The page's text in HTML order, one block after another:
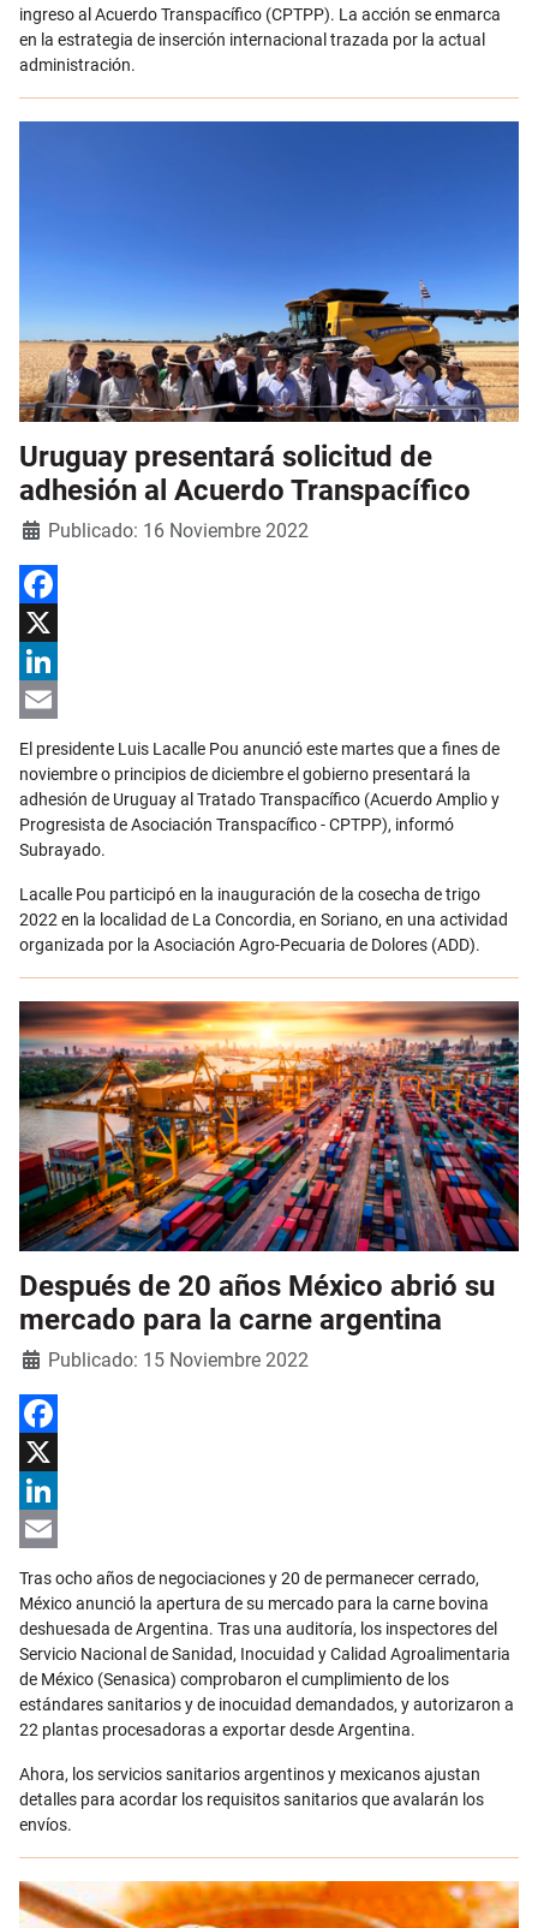
ingreso al Acuerdo Transpacífico (CPTPP). La acción se enmarca
en la estrategia de inserción internacional trazada por la actual
administración.
Uruguay presentará solicitud de
adhesión al Acuerdo Transpacífico
Detalles
Publicado: 16 Noviembre 2022
Facebook
X
LinkedIn
Email
El presidente Luis Lacalle Pou anunció este martes que a fines de
noviembre o principios de diciembre el gobierno presentará la
adhesión de Uruguay al Tratado Transpacífico (Acuerdo Amplio y
Progresista de Asociación Transpacífico - CPTPP), informó
Subrayado.
Lacalle Pou participó en la inauguración de la cosecha de trigo
2022 en la localidad de La Concordia, en Soriano, en una actividad
organizada por la Asociación Agro-Pecuaria de Dolores (ADD).
Después de 20 años México abrió su
mercado para la carne argentina
Detalles
Publicado: 15 Noviembre 2022
Facebook
X
LinkedIn
Tras ocho años de negociaciones y 20 de permanecer cerrado,
México anunció la apertura de su mercado para la carne bovina
deshuesada de Argentina. Tras una auditoría, los inspectores del
Servicio Nacional de Sanidad, Inocuidad y Calidad Agroalimentaria
de México (Senasica) comprobaron el cumplimiento de los
estándares sanitarios y de inocuidad demandados, y autorizaron a
22 plantas procesadoras a exportar desde Argentina.
Ahora, los servicios sanitarios argentinos y mexicanos ajustan
detalles para acordar los requisitos sanitarios que avalarán los
envíos.